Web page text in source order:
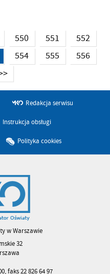
550 551
552
554 555
556
Redakcja serwisu
Instrukcja obsługi
Polityka cookies
w Warszawie
32
faks 22 826 64 97